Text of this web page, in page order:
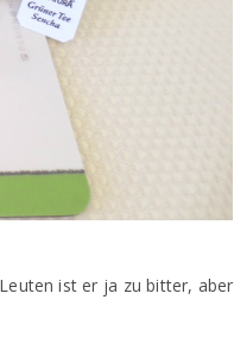
ist er ja zu bitter, aber